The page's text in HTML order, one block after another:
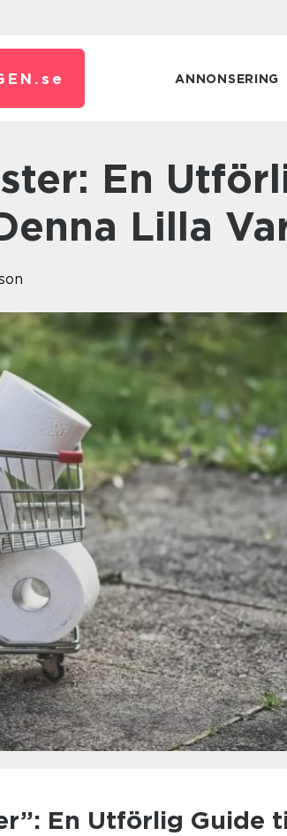
se ANNONSERING
Lilla
En Utförlig Guide